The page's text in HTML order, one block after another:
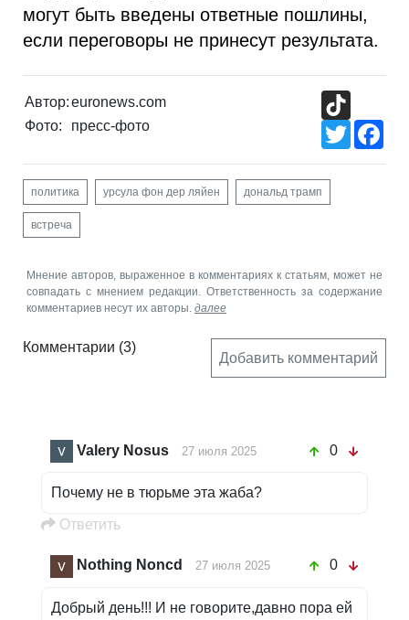
могут быть введены ответные пошлины,
если переговоры не принесут результата.
Автор:euronews.com
Фото:
пресс-фото
Twitter
политика урсула фон дер ляйен дональд трамп
встреча
Мнение авторов, выраженное в комментариях к статьям, может не
совпадать с мнением редакции. Ответственность за содержание
комментариев несут их авторы. далее
Комментарии (3)
Добавить комментарий
Valery Nosus 27 июля 2025 0
Почему не в тюрьме эта жаба?
Oтветить
Nothing Noncd 27 июля 2025 0
Добрый день!!! И не говорите,давно пора ей